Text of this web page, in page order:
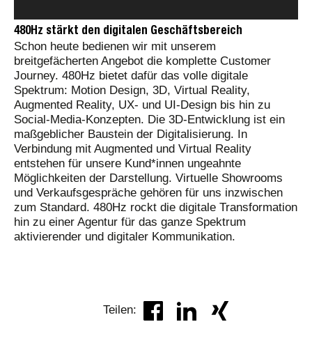
480Hz stärkt den digitalen Geschäftsbereich
Schon heute bedienen wir mit unserem
breitgefächerten Angebot die komplette Customer
Journey. 480Hz bietet dafür das volle digitale
Spektrum: Motion Design, 3D, Virtual Reality,
Augmented Reality, UX- und UI-Design bis hin zu
Social-Media-Konzepten. Die 3D-Entwicklung ist ein
maßgeblicher Baustein der Digitalisierung. In
Verbindung mit Augmented und Virtual Reality
entstehen für unsere Kund*innen ungeahnte
Möglichkeiten der Darstellung. Virtuelle Showrooms
und Verkaufsgespräche gehören für uns inzwischen
zum Standard. 480Hz rockt die digitale Transformation
hin zu einer Agentur für das ganze Spektrum
aktivierender und digitaler Kommunikation.
Teilen: